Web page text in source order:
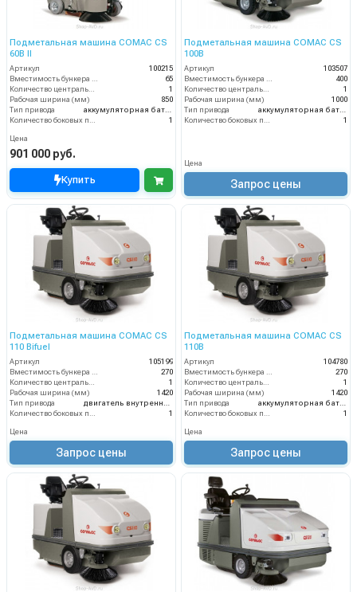
Подметальная машина COMAC CS
60B II
Артикул
100215
Вместимость бункера (л)
65
Количество центральных мусоросборных валиков (шт)
1
Рабочая ширина (мм)
850
Тип привода
аккумуляторная батарея
Количество боковых подметальных щёток (шт)
1
Цена
901 000 руб.
Купить
Подметальная машина COMAC CS
100B
Артикул
103507
Вместимость бункера (л)
400
Количество центральных мусоросборных валиков (шт)
1
Рабочая ширина (мм)
1000
Тип привода
аккумуляторная батарея
Количество боковых подметальных щёток (шт)
1
Цена
Запрос цены
Подметальная машина COMAC CS
110 Bifuel
Артикул
105199
Вместимость бункера (л)
270
Количество центральных мусоросборных валиков (шт)
1
Рабочая ширина (мм)
1420
Тип привода
двигатель внутреннего сгорания
Количество боковых подметальных щёток (шт)
1
Цена
Запрос цены
Подметальная машина COMAC CS
110B
Артикул
104780
Вместимость бункера (л)
270
Количество центральных мусоросборных валиков (шт)
1
Рабочая ширина (мм)
1420
Тип привода
аккумуляторная батарея
Количество боковых подметальных щёток (шт)
1
Цена
Запрос цены